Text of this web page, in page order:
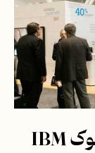
معرفی راهکار جدید زنجیره بلوک IBM